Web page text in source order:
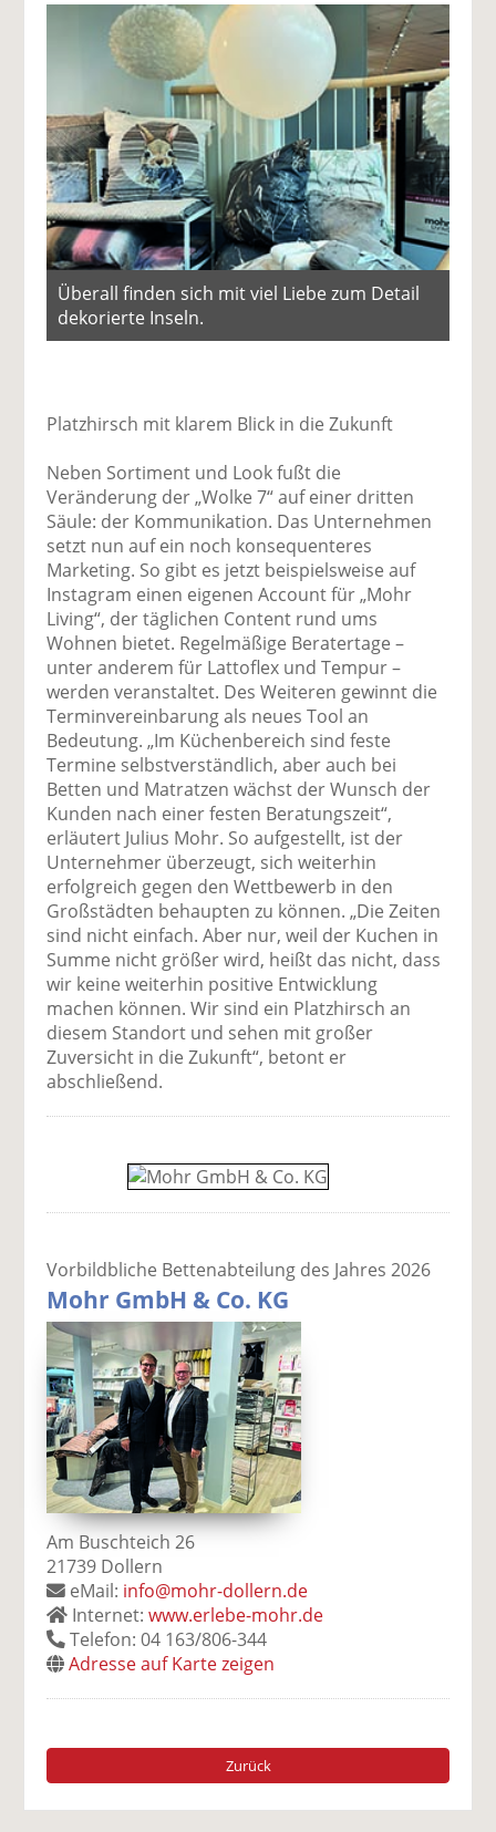
Überall finden sich mit viel Liebe zum Detail
dekorierte Inseln.
Platzhirsch mit klarem Blick in die Zukunft
Neben Sortiment und Look fußt die
Veränderung der „Wolke 7“ auf einer dritten
Säule: der Kommunikation. Das Unternehmen
setzt nun auf ein noch konsequenteres
Marketing. So gibt es jetzt beispielsweise auf
Instagram einen eigenen Account für „Mohr
Living“, der täglichen Content rund ums
Wohnen bietet. Regelmäßige Beratertage –
unter anderem für Lattoflex und Tempur –
werden veranstaltet. Des Weiteren gewinnt die
Terminvereinbarung als neues Tool an
Bedeutung. „Im Küchenbereich sind feste
Termine selbstverständlich, aber auch bei
Betten und Matratzen wächst der Wunsch der
Kunden nach einer festen Beratungszeit“,
erläutert Julius Mohr. So aufgestellt, ist der
Unternehmer überzeugt, sich weiterhin
erfolgreich gegen den Wettbewerb in den
Großstädten behaupten zu können. „Die Zeiten
sind nicht einfach. Aber nur, weil der Kuchen in
Summe nicht größer wird, heißt das nicht, dass
wir keine weiterhin positive Entwicklung
machen können. Wir sind ein Platzhirsch an
diesem Standort und sehen mit großer
Zuversicht in die Zukunft“, betont er
abschließend.
Vorbildbliche Bettenabteilung des Jahres 2026
Mohr GmbH & Co. KG
Am Buschteich 26
21739 Dollern
eMail: info@mohr-dollern.de
Internet:www.erlebe-mohr.de
Telefon: 04 163/806-344
Adresse auf Karte zeigen
Zurück